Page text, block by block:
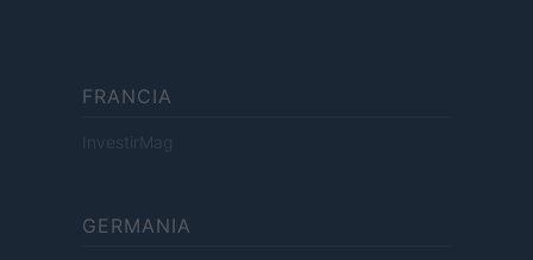
FRANCIA
InvestirMag
GERMANIA